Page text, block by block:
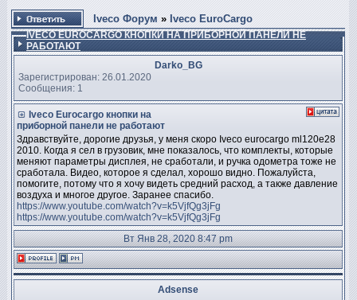
Iveco Форум » Iveco EuroCargo
IVECO EUROCARGO КНОПКИ НА ПРИБОРНОЙ ПАНЕЛИ НЕ
РАБОТАЮТ
Darko_BG
Зарегистрирован: 26.01.2020
Сообщения: 1
Iveco Eurocargo кнопки на
приборной панели не работают
Здравствуйте, дорогие друзья, у меня скоро Iveco eurocargo ml120е28
2010. Когда я сел в грузовик, мне показалось, что комплекты, которые
меняют параметры дисплея, не сработали, и ручка одометра тоже не
сработала. Видео, которое я сделал, хорошо видно. Пожалуйста,
помогите, потому что я хочу видеть средний расход, а также давление
воздуха и многое другое. Заранее спасибо.
https://www.youtube.com/watch?v=k5VjfQg3jFg
https://www.youtube.com/watch?v=k5VjfQg3jFg
Вт Янв 28, 2020 8:47 pm
Adsense